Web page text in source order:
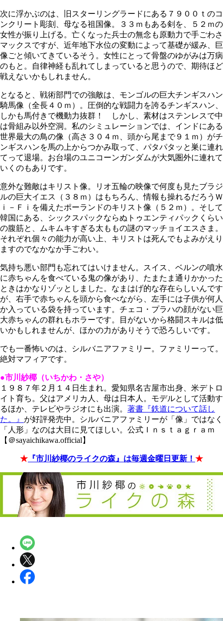
次に浮かぶのは、旧スターリングラードにある７９００ｔのコ
ンクリート彫刻、母なる祖国像。３３ｍもある剣を、５２ｍの
女性が振り上げる。亡くなった兵士の無念も原動力で手ごわさ
マックスですが、近年地下水位の変動によって基礎が緩み、巨
像ごと傾いてきているそう。女性にとって骨盤のゆがみは万病
のもと。自律神経も乱れてしまっていると思うので、期待ほど
戦えないかもしれません。
となると、戦術部門での強敵は、モンゴルの巨大チンギスハン
騎馬像（全長４０ｍ）。圧倒的な戦闘力を誇るチンギスハン、
しかも馬付きで機動力抜群！ しかし、素材はステンレスで中
は骨組み以外空洞。私のシミュレーションでは、インドにある
世界最大の鳥の像（高さ３０４ｍ、頭から尾まで９１ｍ）がチ
ンギスハンを馬の上からつかみ取って、パタパタッと巣に連れ
てって退場。お台場のユニコーンガンダムが大気圏外に連れて
いくのもありです。
意外な難敵はキリスト像。リオ五輪の映像で何度も見たブラジ
ルの巨大イエス（３８ｍ）はもちろん、情報も操れるだろうＷ
ｉ－Ｆｉを備えたポーランドのキリスト像（５２ｍ）。そして
韓国にある、シックスパックならぬトゥエンティパックくらい
の腹筋と、ムキムキすぎる太ももの謎のマッチョイエスさま。
それぞれ個々の能力が高い上、キリストは死んでもよみがえり
ますのでなかなか手ごわい。
気持ち悪い部門も忘れてはいけません。スイス、ベルンの噴水
に赤ちゃんを食べている鬼の像があり、たまたま通りかかった
ときはかなりゾッとしました。なまはげ的な存在らしいんです
が、右手で赤ちゃんを頭から食べながら、左手には子供が何人
か入っている袋を持っています。チェコ・プラハの顔がない巨
大赤ちゃんの群れもホラーです。目がないから格闘スキルは低
いかもしれませんが、ほかの力がありそうで恐ろしいです。
でも一番怖いのは、シルバニアファミリー。ファミリーって。
絶対マフィアです。
●市川紗椰（いちかわ・さや）
１９８７年２月１４日生まれ。愛知県名古屋市出身、米デトロ
イト育ち。父はアメリカ人、母は日本人。モデルとして活動す
るほか、テレビやラジオにも出演。 著書『鉄道について話し
た。』 が好評発売中。シルバニアファミリーが「像」ではなく
「人形」なのは大目に見てほしい。公式Ｉｎｓｔａｇｒａｍ
【＠sayaichikawa.official】
★ 『市川紗椰のライクの森』は毎週金曜日更新！ ★